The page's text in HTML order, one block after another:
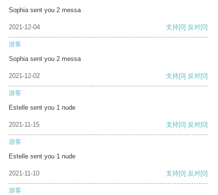
Sophia sent you 2 messa
2021-12-04 支持[0] 反对[0]
游客
Sophia sent you 2 messa
2021-12-02 支持[0] 反对[0]
游客
Estelle sent you 1 nude
2021-11-15 支持[0] 反对[0]
游客
Estelle sent you 1 nude
2021-11-10 支持[0] 反对[0]
游客